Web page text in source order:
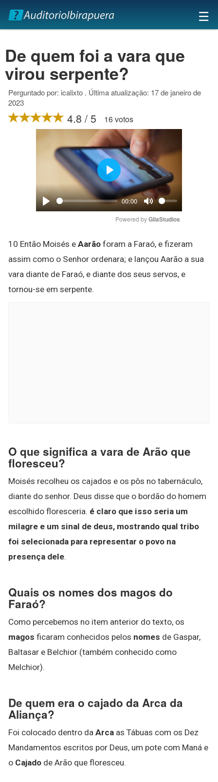
×
☰
De quem foi a vara que
virou serpente?
Perguntado por: icalixto . Última atualização: 17 de janeiro de
2023
4.8 / 5 16 votos
Play
00:00
Mute
Play
Powered by GliaStudios
10 Então Moisés e Aarão foram a Faraó, e fizeram
assim como o Senhor ordenara; e lançou Aarão a sua
vara diante de Faraó, e diante dos seus servos, e
tornou-se em serpente.
O que significa a vara de Arão que
floresceu?
Moisés recolheu os cajados e os pôs no tabernáculo,
diante do senhor. Deus disse que o bordão do homem
escolhido floresceria. é claro que isso seria um
milagre e um sinal de deus, mostrando qual tribo
foi selecionada para representar o povo na
presença dele.
Quais os nomes dos magos do
Faraó?
Como percebemos no item anterior do texto, os
magos ficaram conhecidos pelos nomes de Gaspar,
Baltasar e Belchior (também conhecido como
Melchior).
De quem era o cajado da Arca da
Aliança?
Foi colocado dentro da Arca as Tábuas com os Dez
Mandamentos escritos por Deus, um pote com Maná e
o Cajado de Arão que floresceu.